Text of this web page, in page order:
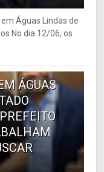
Águas Lindas de
No dia 12/06, os
ÁGUAS